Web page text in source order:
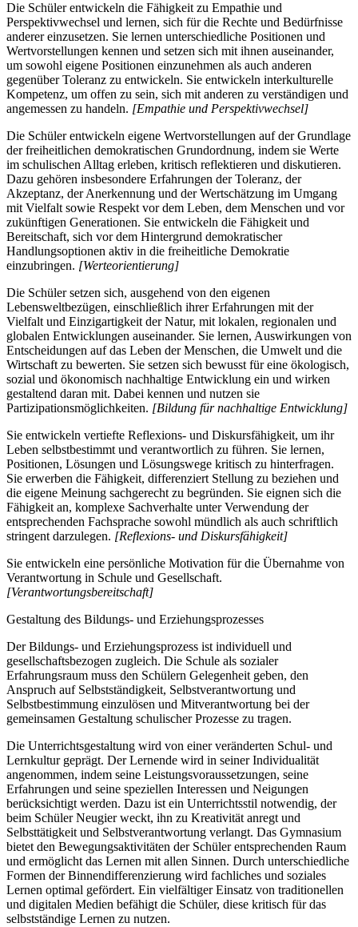
Die Schüler entwickeln die Fähigkeit zu Empathie und
Perspektivwechsel und lernen, sich für die Rechte und Bedürfnisse
anderer einzusetzen. Sie lernen unterschiedliche Positionen und
Wertvorstellungen kennen und setzen sich mit ihnen auseinander,
um sowohl eigene Positionen einzunehmen als auch anderen
gegenüber Toleranz zu entwickeln. Sie entwickeln interkulturelle
Kompetenz, um offen zu sein, sich mit anderen zu verständigen und
angemessen zu handeln. [Empathie und Perspektivwechsel]
Die Schüler entwickeln eigene Wertvorstellungen auf der Grundlage
der freiheitlichen demokratischen Grundordnung, indem sie Werte
im schulischen Alltag erleben, kritisch reflektieren und diskutieren.
Dazu gehören insbesondere Erfahrungen der Toleranz, der
Akzeptanz, der Anerkennung und der Wertschätzung im Umgang
mit Vielfalt sowie Respekt vor dem Leben, dem Menschen und vor
zukünftigen Generationen. Sie entwickeln die Fähigkeit und
Bereitschaft, sich vor dem Hintergrund demokratischer
Handlungsoptionen aktiv in die freiheitliche Demokratie
einzubringen. [Werteorientierung]
Die Schüler setzen sich, ausgehend von den eigenen
Lebensweltbezügen, einschließlich ihrer Erfahrungen mit der
Vielfalt und Einzigartigkeit der Natur, mit lokalen, regionalen und
globalen Entwicklungen auseinander. Sie lernen, Auswirkungen von
Entscheidungen auf das Leben der Menschen, die Umwelt und die
Wirtschaft zu bewerten. Sie setzen sich bewusst für eine ökologisch,
sozial und ökonomisch nachhaltige Entwicklung ein und wirken
gestaltend daran mit. Dabei kennen und nutzen sie
Partizipationsmöglichkeiten. [Bildung für nachhaltige Entwicklung]
Sie entwickeln vertiefte Reflexions- und Diskursfähigkeit, um ihr
Leben selbstbestimmt und verantwortlich zu führen. Sie lernen,
Positionen, Lösungen und Lösungswege kritisch zu hinterfragen.
Sie erwerben die Fähigkeit, differenziert Stellung zu beziehen und
die eigene Meinung sachgerecht zu begründen. Sie eignen sich die
Fähigkeit an, komplexe Sachverhalte unter Verwendung der
entsprechenden Fachsprache sowohl mündlich als auch schriftlich
stringent darzulegen. [Reflexions- und Diskursfähigkeit]
Sie entwickeln eine persönliche Motivation für die Übernahme von
Verantwortung in Schule und Gesellschaft.
[Verantwortungsbereitschaft]
Gestaltung des Bildungs- und Erziehungsprozesses
Der Bildungs- und Erziehungsprozess ist individuell und
gesellschaftsbezogen zugleich. Die Schule als sozialer
Erfahrungsraum muss den Schülern Gelegenheit geben, den
Anspruch auf Selbstständigkeit, Selbstverantwortung und
Selbstbestimmung einzulösen und Mitverantwortung bei der
gemeinsamen Gestaltung schulischer Prozesse zu tragen.
Die Unterrichtsgestaltung wird von einer veränderten Schul- und
Lernkultur geprägt. Der Lernende wird in seiner Individualität
angenommen, indem seine Leistungsvoraussetzungen, seine
Erfahrungen und seine speziellen Interessen und Neigungen
berücksichtigt werden. Dazu ist ein Unterrichtsstil notwendig, der
beim Schüler Neugier weckt, ihn zu Kreativität anregt und
Selbsttätigkeit und Selbstverantwortung verlangt. Das Gymnasium
bietet den Bewegungsaktivitäten der Schüler entsprechenden Raum
und ermöglicht das Lernen mit allen Sinnen. Durch unterschiedliche
Formen der Binnendifferenzierung wird fachliches und soziales
Lernen optimal gefördert. Ein vielfältiger Einsatz von traditionellen
und digitalen Medien befähigt die Schüler, diese kritisch für das
selbstständige Lernen zu nutzen.